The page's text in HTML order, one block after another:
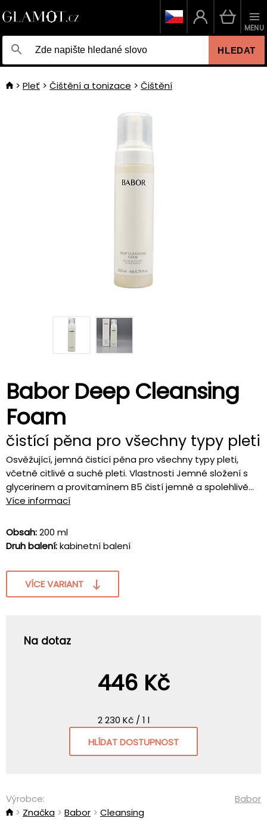
HLEDAT
MENU
Pleť Čištění a tonizace Čištění
Babor Deep Cleansing
Foam
čistící pěna pro všechny typy pleti
Osvěžující, jemná čisticí pěna pro všechny typy pleti,
včetně citlivé a suché pleti. Vlastnosti Jemné složení s
glycerinem a provitamínem B5 čistí jemně a spolehlivě...
Více informací
Obsah:200 ml
Druh balení:kabinetní balení
VÍCE VARIANT
Na dotaz
446 Kč
2 230 Kč / 1 l
HLÍDAT DOSTUPNOST
Výrobce:
Babor
Značka
Babor Cleansing